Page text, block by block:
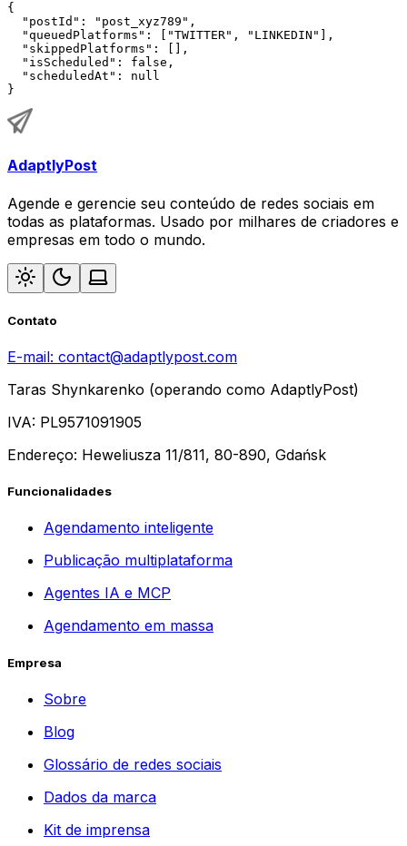
{
"postId" : "post_xyz789" ,
"queuedPlatforms" : [ "TWITTER" , "LINKEDIN"
],
"skippedPlatforms" : [],
"isScheduled" : false ,
"scheduledAt" : null
}
AdaptlyPost
Agende e gerencie seu conteúdo de redes sociais em
todas as plataformas. Usado por milhares de criadores e
empresas em todo o mundo.
Contato
E-mail: contact@adaptlypost.com
Taras Shynkarenko (operando como AdaptlyPost)
IVA: PL9571091905
Endereço: Heweliusza 11/811, 80-890, Gdańsk
Funcionalidades
Agendamento inteligente
Publicação multiplataforma
Agentes IA e MCP
Agendamento em massa
Empresa
Sobre
Blog
Glossário de redes sociais
Dados da marca
Kit de imprensa